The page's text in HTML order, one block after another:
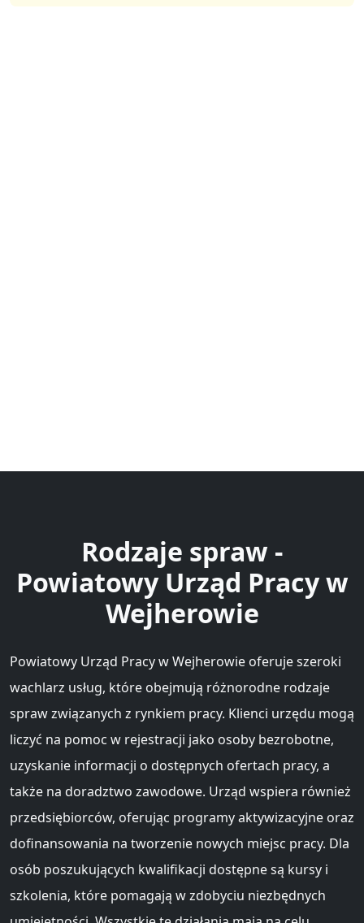
Rodzaje spraw -
Powiatowy Urząd Pracy w
Wejherowie
Powiatowy Urząd Pracy w Wejherowie oferuje szeroki
wachlarz usług, które obejmują różnorodne rodzaje
spraw związanych z rynkiem pracy. Klienci urzędu mogą
liczyć na pomoc w rejestracji jako osoby bezrobotne,
uzyskanie informacji o dostępnych ofertach pracy, a
także na doradztwo zawodowe. Urząd wspiera również
przedsiębiorców, oferując programy aktywizacyjne oraz
dofinansowania na tworzenie nowych miejsc pracy. Dla
osób poszukujących kwalifikacji dostępne są kursy i
szkolenia, które pomagają w zdobyciu niezbędnych